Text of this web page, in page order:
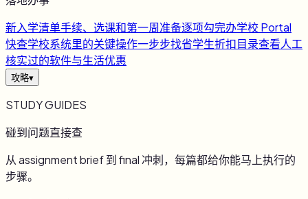
新入学清单手续、选课和第一周准备逐项勾完办学校 Portal
快查学校系统里的关键操作一步步找省学生折扣目录查看人工
核实过的软件与生活优惠
攻略▾
STUDY GUIDES
碰到问题直接查
从 assignment brief 到 final 冲刺，每篇都给你能马上执行的
步骤。